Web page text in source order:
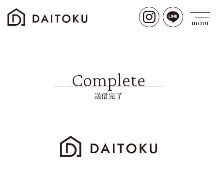
Complete
送信完了